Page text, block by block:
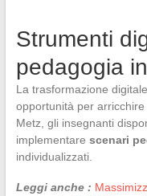
Strumenti
pedagogia
La trasformazione
opportunità per
Metz, gli insegnanti
implementare scenari
individualizzati.
Leggi anche :